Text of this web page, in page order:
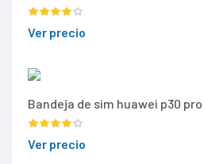
Ver precio
Bandeja de sim huawei p30 pro
Ver precio